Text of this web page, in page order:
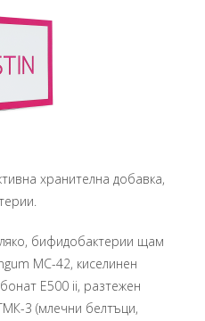
хранителна добавка,
бифидобактерии щам
МС-42, киселинен
Е500 ii, разтежен
3 (млечни белтъци,